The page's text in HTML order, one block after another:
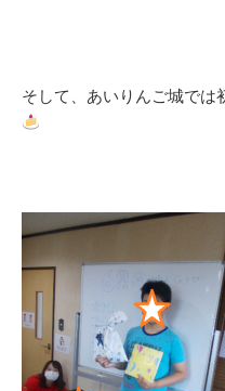
そして、あいりんご城では